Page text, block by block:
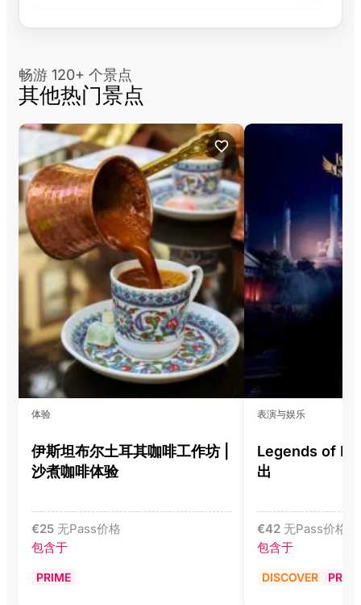
畅游 120+ 个景点
其他热门景点
体验
伊斯坦布尔土耳其咖啡工作坊 |
沙煮咖啡体验
€25 无Pass价格
包含于
PRIME
表演与娱乐
Legends of
出
€42 无Pass价格
包含于
DISCOVER